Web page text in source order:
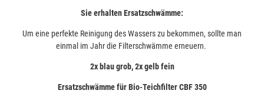
Sie erhalten Ersatzschwämme:
Um eine perfekte Reinigung des Wassers zu bekommen, sollte man
einmal im Jahr die Filterschwämme erneuern.
2x blau grob, 2x gelb fein
Ersatzschwämme für Bio-Teichfilter CBF 350